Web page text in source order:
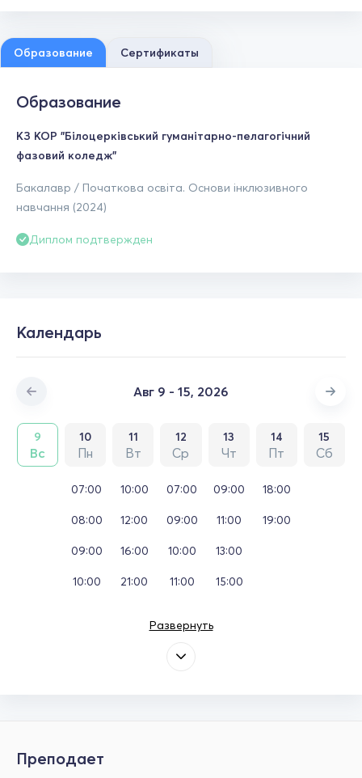
Образование Сертификаты
Образование
КЗ КОР "Білоцерківський гуманітарно-пелагогічний
фазовий коледж"
Бакалавр / Початкова освіта. Основи інклюзивного
навчання (2024)
Диплом подтвержден
Календарь
Авг 9 - 15, 2026
9
Вс
10
Пн
11
Вт
12
Ср
13
Чт
14
Пт
15
Сб
07:00
08:00
09:00
10:00
10:00
12:00
16:00
21:00
07:00
09:00
10:00
11:00
09:00
11:00
13:00
15:00
18:00
19:00
Развернуть
Преподает